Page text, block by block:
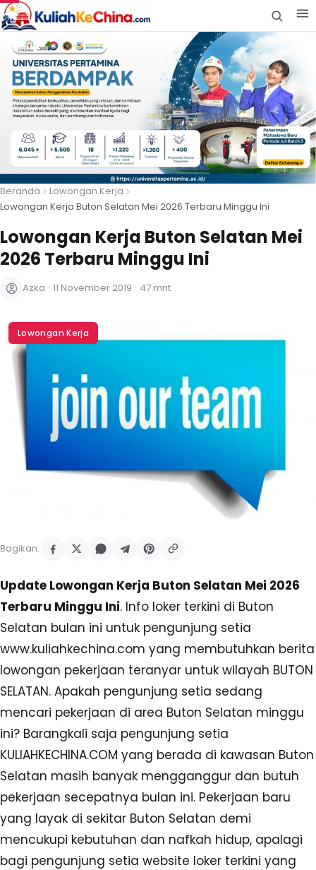
Beranda
Lowongan Kerja
Lowongan Kerja Buton Selatan Mei 2026 Terbaru Minggu Ini
Lowongan Kerja Buton Selatan Mei
2026 Terbaru Minggu Ini
Azka · 11 November 2019 · 47 mnt
Lowongan Kerja
Bagikan:
Update Lowongan Kerja Buton Selatan Mei 2026
Terbaru Minggu Ini. Info loker terkini di Buton
Selatan bulan ini untuk pengunjung setia
www.kuliahkechina.com yang membutuhkan berita
lowongan pekerjaan teranyar untuk wilayah BUTON
SELATAN. Apakah pengunjung setia sedang
mencari pekerjaan di area Buton Selatan minggu
ini? Barangkali saja pengunjung setia
KULIAHKECHINA.COM yang berada di kawasan Buton
Selatan masih banyak mengganggur dan butuh
pekerjaan secepatnya bulan ini. Pekerjaan baru
yang layak di sekitar Buton Selatan demi
mencukupi kebutuhan dan nafkah hidup, apalagi
bagi pengunjung setia website loker terkini yang